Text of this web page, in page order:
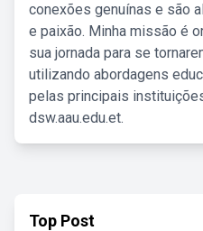
conexões genuínas e são
e paixão. Minha missão é
sua jornada para se
utilizando abordagens
pelas principais
dsw.aau.edu.et.
Top Post